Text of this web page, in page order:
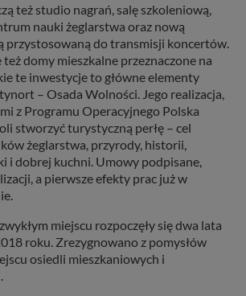
też studio nagrań, salę szkoleniową,
nauki żeglarstwa oraz nową
przystosowaną do transmisji koncertów.
domy mieszkalne przeznaczone na
te inwestycje to główne elementy
– Osada Wolności. Jego realizacja,
z Programu Operacyjnego Polska
stworzyć turystyczną perłę – cel
żeglarstwa, przyrody, historii,
i dobrej kuchni. Umowy podpisane,
a pierwsze efekty prac już w
miejscu rozpoczęły się dwa lata
roku. Zrezygnowano z pomysłów
osiedli mieszkaniowych i